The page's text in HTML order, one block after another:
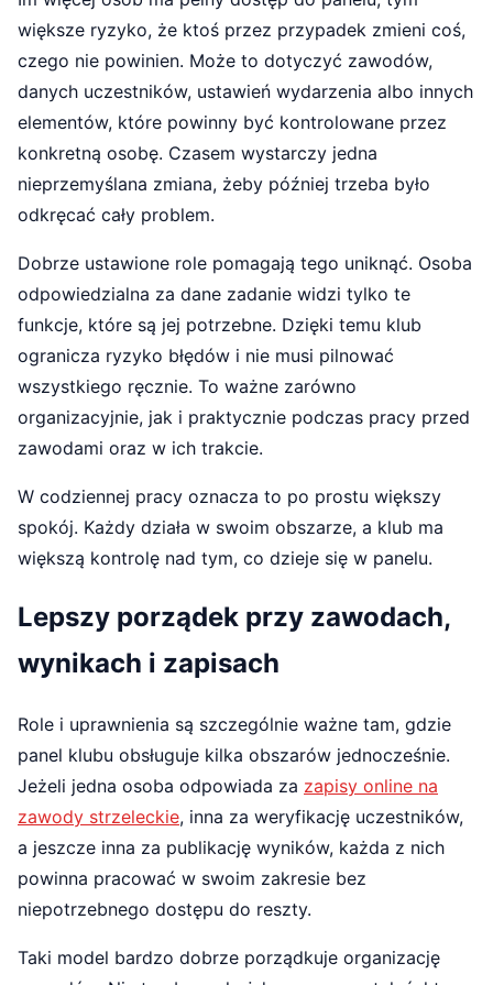
większe ryzyko, że ktoś przez przypadek zmieni coś,
czego nie powinien. Może to dotyczyć zawodów,
danych uczestników, ustawień wydarzenia albo innych
elementów, które powinny być kontrolowane przez
konkretną osobę. Czasem wystarczy jedna
nieprzemyślana zmiana, żeby później trzeba było
odkręcać cały problem.
Dobrze ustawione role pomagają tego uniknąć. Osoba
odpowiedzialna za dane zadanie widzi tylko te
funkcje, które są jej potrzebne. Dzięki temu klub
ogranicza ryzyko błędów i nie musi pilnować
wszystkiego ręcznie. To ważne zarówno
organizacyjnie, jak i praktycznie podczas pracy przed
zawodami oraz w ich trakcie.
W codziennej pracy oznacza to po prostu większy
spokój. Każdy działa w swoim obszarze, a klub ma
większą kontrolę nad tym, co dzieje się w panelu.
Lepszy porządek przy zawodach,
wynikach i zapisach
Role i uprawnienia są szczególnie ważne tam, gdzie
panel klubu obsługuje kilka obszarów jednocześnie.
Jeżeli jedna osoba odpowiada za zapisy online na
zawody strzeleckie, inna za weryfikację uczestników,
a jeszcze inna za publikację wyników, każda z nich
powinna pracować w swoim zakresie bez
niepotrzebnego dostępu do reszty.
Taki model bardzo dobrze porządkuje organizację